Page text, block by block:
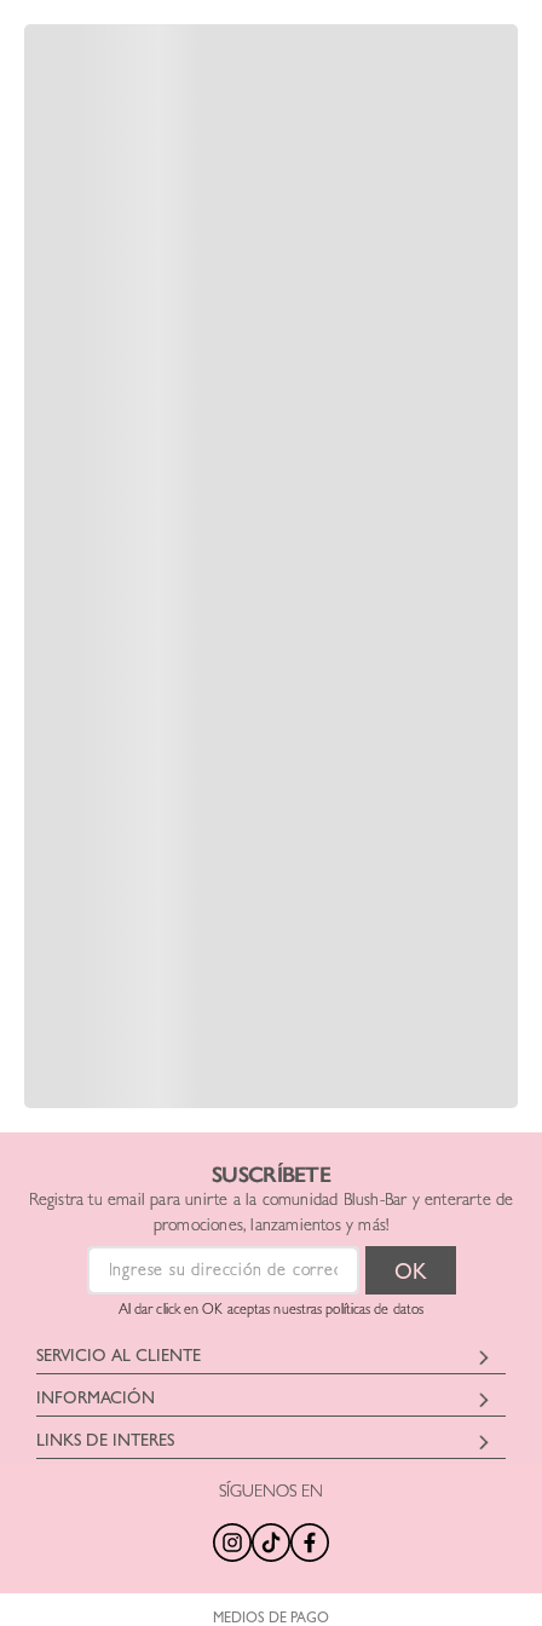
SUSCRÍBETE
Registra tu email para unirte a la comunidad Blush-Bar y enterarte de
promociones, lanzamientos y más!
Al dar click en OK aceptas nuestras políticas de datos
SERVICIO AL CLIENTE
Horario: Lunes a Viernes
9:00 am a 6:00pm
hola@blush-bar.com
INFORMACIÓN
Blush Bar Chile SPA
Representante: Christian Eduardo Fontecilla
Dirección: Nueva Costanera 3900
hola@blush-bar.com
LINKS DE INTERES
¿Qué es Blush-Bar?
Nuestras Tiendas
Trabaja con Nosotros
Regalos por Compra
Tamaños Minis
SÍGUENOS EN
MEDIOS DE PAGO